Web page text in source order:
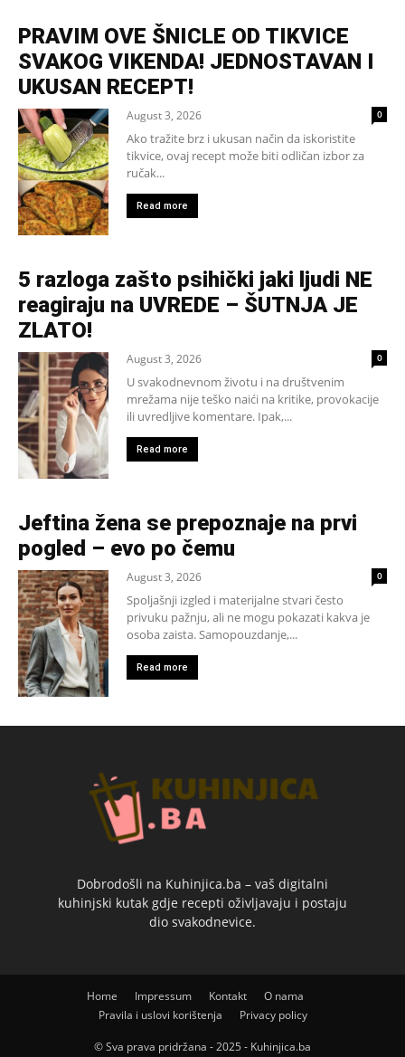
PRAVIM OVE ŠNICLE OD TIKVICE
SVAKOG VIKENDA! JEDNOSTAVAN I
UKUSAN RECEPT!
August 3, 2026 0
Ako tražite brz i ukusan način da iskoristite
tikvice, ovaj recept može biti odličan izbor za
ručak...
Read more
5 razloga zašto psihički jaki ljudi NE
reagiraju na UVREDE – ŠUTNJA JE
ZLATO!
August 3, 2026 0
U svakodnevnom životu i na društvenim
mrežama nije teško naići na kritike, provokacije
ili uvredljive komentare. Ipak,...
Read more
Jeftina žena se prepoznaje na prvi
pogled – evo po čemu
August 3, 2026 0
Spoljašnji izgled i materijalne stvari često
privuku pažnju, ali ne mogu pokazati kakva je
osoba zaista. Samopouzdanje,...
Read more
Dobrodošli na Kuhinjica.ba – vaš digitalni
kuhinjski kutak gdje recepti oživljavaju i postaju
dio svakodnevice.
Home Impressum Kontakt
O nama
Pravila i uslovi korištenja
Privacy policy
© Sva prava pridržana - 2025 - Kuhinjica.ba